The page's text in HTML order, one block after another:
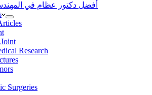
أفضل دكتور عظام في المهندسين
Research
Surgeries